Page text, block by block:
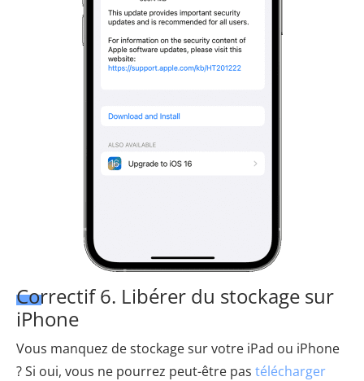
Correctif 6. Libérer du stockage sur
iPhone
Vous manquez de stockage sur votre iPad ou iPhone
? Si oui, vous ne pourrez peut-être pas télécharger